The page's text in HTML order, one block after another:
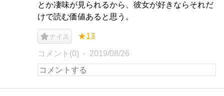
とか凄味が見られるから、彼女が好きならそれだ
けで読む価値あると思う。
ナイス ★13
コメント(0) 2019/08/26